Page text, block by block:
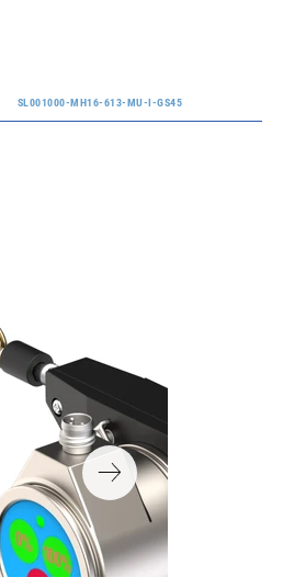
SL001000-MH16-613-MU-I-GS45